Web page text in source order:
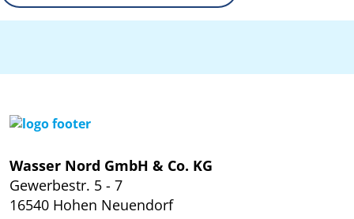
Wasser Nord GmbH & Co. KG
Gewerbestr. 5 - 7
16540 Hohen Neuendorf